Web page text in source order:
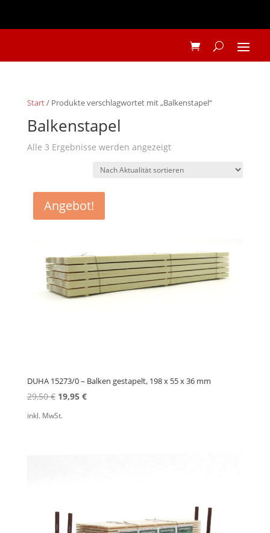
Start/ Produkte verschlagwortet mit „Balkenstapel“
Balkenstapel
Alle 3 Ergebnisse werden angezeigtNach
sortiert
Angebot!
DUHA 15273/0 – Balken gestapelt, 198 x 55 x 36 mm
29,50€ Ursprünglicher
19,95 €Aktueller
inkl. MwSt.